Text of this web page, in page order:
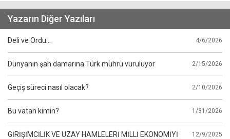
Yazarın Diğer Yazıları
Deli ve Ordu… 4/6/2026
Dünyanın şah damarına Türk mührü vuruluyor 2/15/2026
Geçiş süreci nasıl olacak? 2/10/2026
Bu vatan kimin? 1/31/2026
GİRİŞİMCİLİK VE UZAY HAMLELERİ MİLLİ EKONOMİYİ
12/9/2025